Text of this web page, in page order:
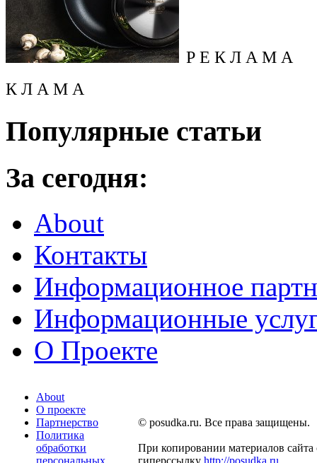
Р Е К Л А М А
К Л А М А
Популярные статьи
За сегодня:
About
Контакты
Информационное
Информационные
О Проекте
About
О проекте
Партнерство
Политика
обработки
© posudka.ru. Все права защищены.
При копировании материалов сайта